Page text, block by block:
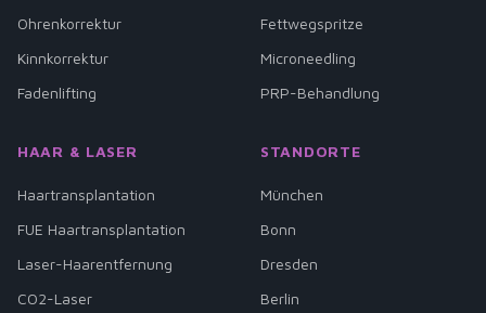
Ohrenkorrektur
Kinnkorrektur
Fadenlifting
Fettwegspritze
Microneedling
PRP-Behandlung
HAAR & LASER
Haartransplantation
FUE Haartransplantation
Laser-Haarentfernung
CO2-Laser
STANDORTE
München
Bonn
Dresden
Berlin